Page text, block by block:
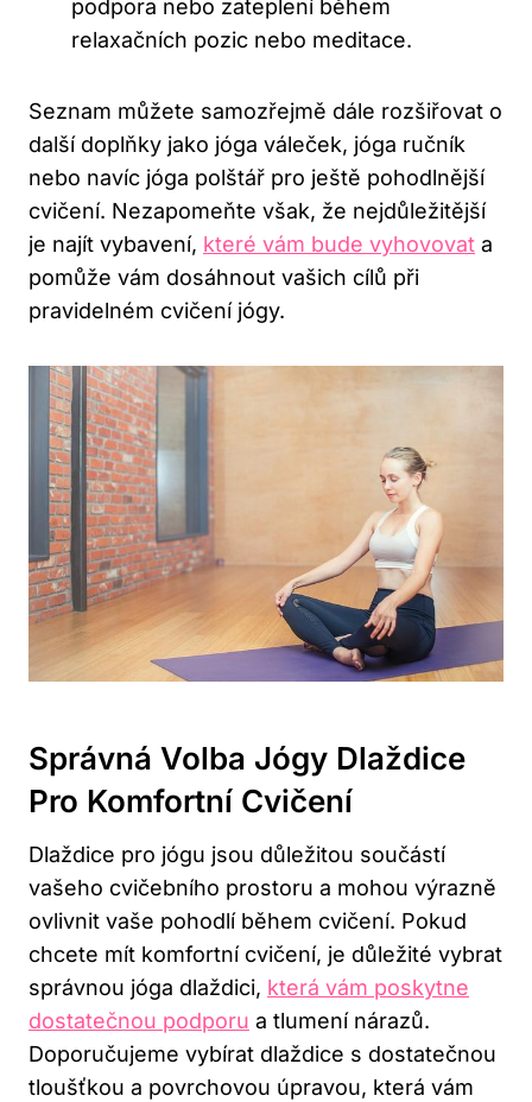
podpora nebo zateplení během
relaxačních pozic nebo meditace.
Seznam můžete samozřejmě dále rozšiřovat o
další doplňky jako jóga váleček, jóga ručník
nebo navíc jóga polštář pro ještě pohodlnější
cvičení. Nezapomeňte však, že nejdůležitější
je najít vybavení, které vám bude vyhovovat a
pomůže vám dosáhnout vašich cílů při
pravidelném cvičení jógy.
Správná Volba Jógy Dlaždice
Pro Komfortní Cvičení
Dlaždice pro jógu jsou důležitou součástí
vašeho cvičebního prostoru a mohou výrazně
ovlivnit vaše pohodlí během cvičení. Pokud
chcete mít komfortní cvičení, je důležité vybrat
správnou jóga dlaždici, která vám poskytne
dostatečnou podporu a tlumení nárazů.
Doporučujeme vybírat dlaždice s dostatečnou
tloušťkou a povrchovou úpravou, která vám